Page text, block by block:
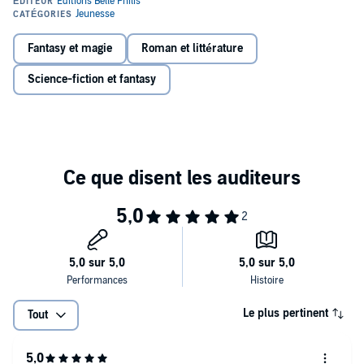
Fantasy et magie Roman et littérature
Science-fiction et fantasy
Tout Le plus pertinent